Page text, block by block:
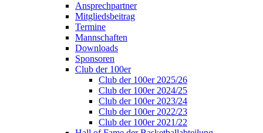
Ansprechpartner
Mitgliedsbeitrag
Termine
Mannschaften
Downloads
Sponsoren
Club der 100er
Club der 100er 2025/26
Club der 100er 2024/25
Club der 100er 2023/24
Club der 100er 2022/23
Club der 100er 2021/22